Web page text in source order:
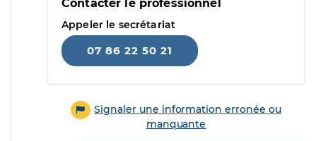
Contacter le professionnel
Appeler le secrétariat
07 86 22 50 21
Signaler une information erronée ou
manquante